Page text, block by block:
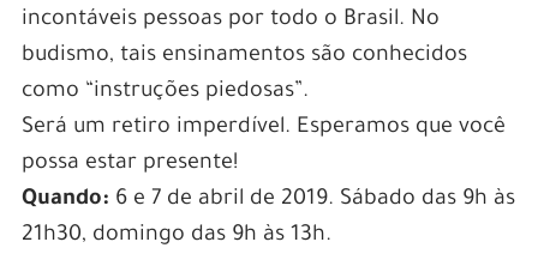
incontáveis pessoas por todo o Brasil. No
budismo, tais ensinamentos são conhecidos
como “instruções piedosas”.
Será um retiro imperdível. Esperamos que você
possa estar presente!
Quando: 6 e 7 de abril de 2019. Sábado das 9h às
21h30, domingo das 9h às 13h.